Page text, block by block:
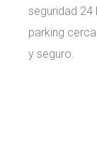
seguridad 24
parking
y seguro.